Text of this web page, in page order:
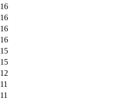
16
16
16
16
15
15
12
11
11